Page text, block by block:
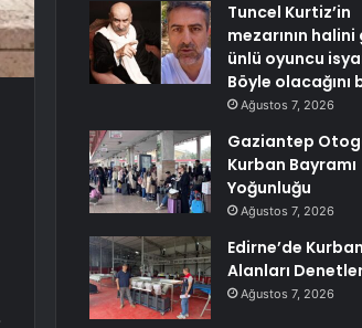
Tuncel Kurtiz’in
mezarının
ünlü oyuncu
Böyle olacağını
Ağustos 7, 2026
Gaziantep
Kurban Bayramı
Yoğunluğu
Ağustos 7, 2026
Edirne’de
Alanları
Ağustos 7, 2026